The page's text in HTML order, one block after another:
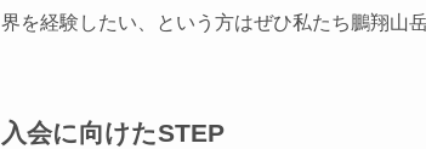
界を経験したい、という方はぜひ私たち鵬翔山
入会に向けたSTEP